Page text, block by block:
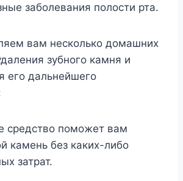
заболевания полости рта.
вам несколько домашних
зубного камня и
его дальнейшего
средство поможет вам
камень без каких-либо
затрат.